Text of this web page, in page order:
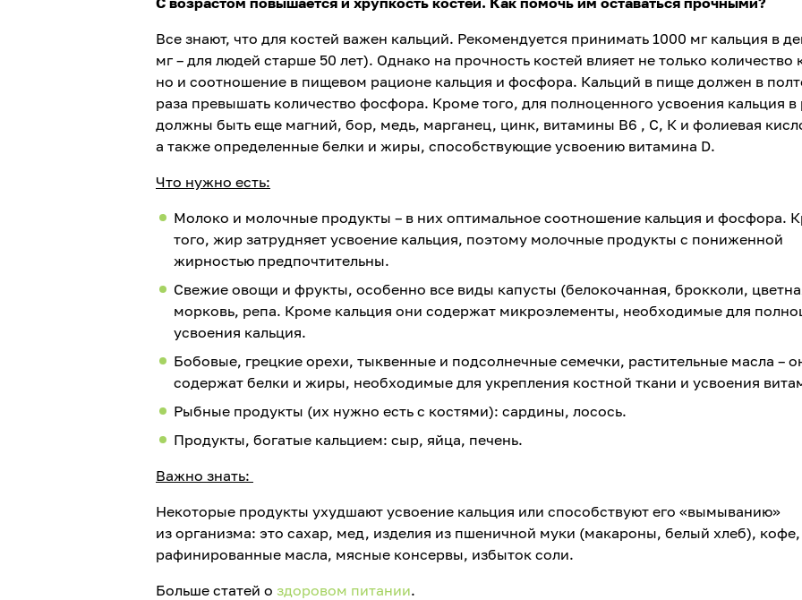
Все знают, что для костей важен кальций. Рекомендуется принимать 1000 мг кальция в
мг – для людей старше 50 лет). Однако на прочность костей влияет не только количество
но и соотношение в пищевом рационе кальция и фосфора. Кальций в пище должен в
раза превышать количество фосфора. Кроме того, для полноценного усвоения кальция
должны быть еще магний, бор, медь, марганец, цинк, витамины В6 , С, К и фолиевая
а также определенные белки и жиры, способствующие усвоению витамина D.
Что нужно есть:
Молоко и молочные продукты – в них оптимальное соотношение кальция и фосфора.
того, жир затрудняет усвоение кальция, поэтому молочные продукты с пониженной
жирностью предпочтительны.
Свежие овощи и фрукты, особенно все виды капусты (белокочанная, брокколи,
морковь, репа. Кроме кальция они содержат микроэлементы, необходимые для
усвоения кальция.
Бобовые, грецкие орехи, тыквенные и подсолнечные семечки, растительные масла –
содержат белки и жиры, необходимые для укрепления костной ткани и усвоения
Рыбные продукты (их нужно есть с костями): сардины, лосось.
Продукты, богатые кальцием: сыр, яйца, печень.
Важно знать:
Некоторые продукты ухудшают усвоение кальция или способствуют его «вымыванию»
из организма: это сахар, мед, изделия из пшеничной муки (макароны, белый хлеб), кофе,
рафинированные масла, мясные консервы, избыток соли.
Больше статей о здоровом питании.